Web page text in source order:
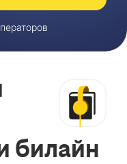
билайн